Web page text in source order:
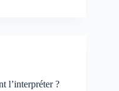
l’interpréter ?